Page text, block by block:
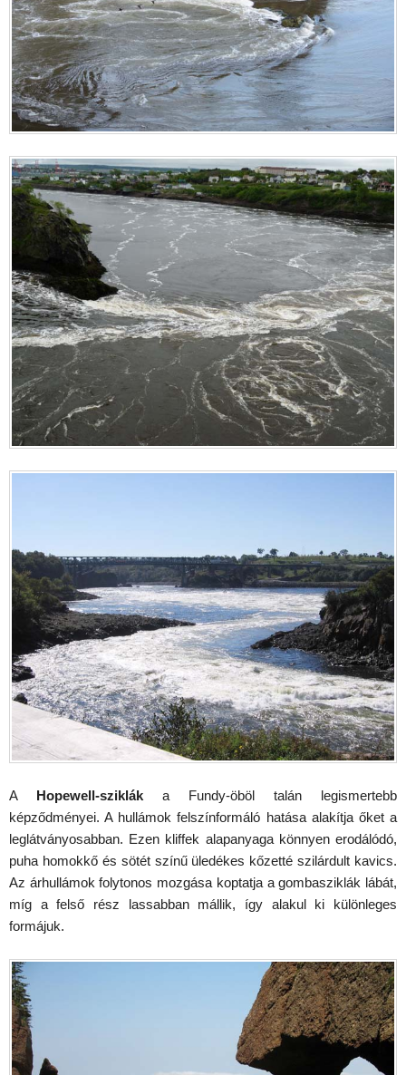
A Hopewell-sziklák a Fundy-öböl talán legismertebb
képződményei. A hullámok felszínformáló hatása alakítja őket a
leglátványosabban. Ezen kliffek alapanyaga könnyen erodálódó,
puha homokkő és sötét színű üledékes kőzetté szilárdult kavics.
Az árhullámok folytonos mozgása koptatja a gombasziklák lábát,
míg a felső rész lassabban mállik, így alakul ki különleges
formájuk.